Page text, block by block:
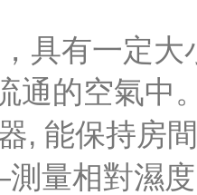
，具有一定大
通的空氣中
, 能保持房
測量相對濕